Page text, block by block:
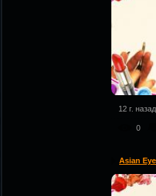
12 г. назад
0
Asian